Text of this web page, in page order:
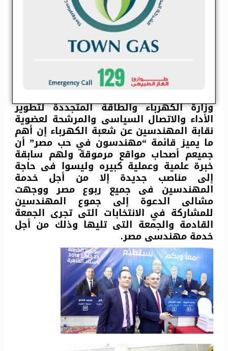
وزارة الكهرباء والطاقة المتجددة لتطوير
الأداء والاتصال السياسى والمرشحة لعضوية
نقابة المهندسين عن شعبة الكهرباء إن أهم
ما يميز قائمة “مهندسون في حب مصر” أن
جميعم أصحاب مواقع مرموقة ولهم سابقة
خبرة علمية وعملية كبيره وليسوا فى حاجة
إلى مناصب جديدة إلا من أجل خدمة
المهندسين فى جميع ربوع مصر ووجهت
مشالى الدعوة إلى جموع المهندسين
للمشاركة في الانتخابات التى تجرى الجمعة
القادمة والجمعة التى تليها وذلك من أجل
خدمة مهندسى مصر.